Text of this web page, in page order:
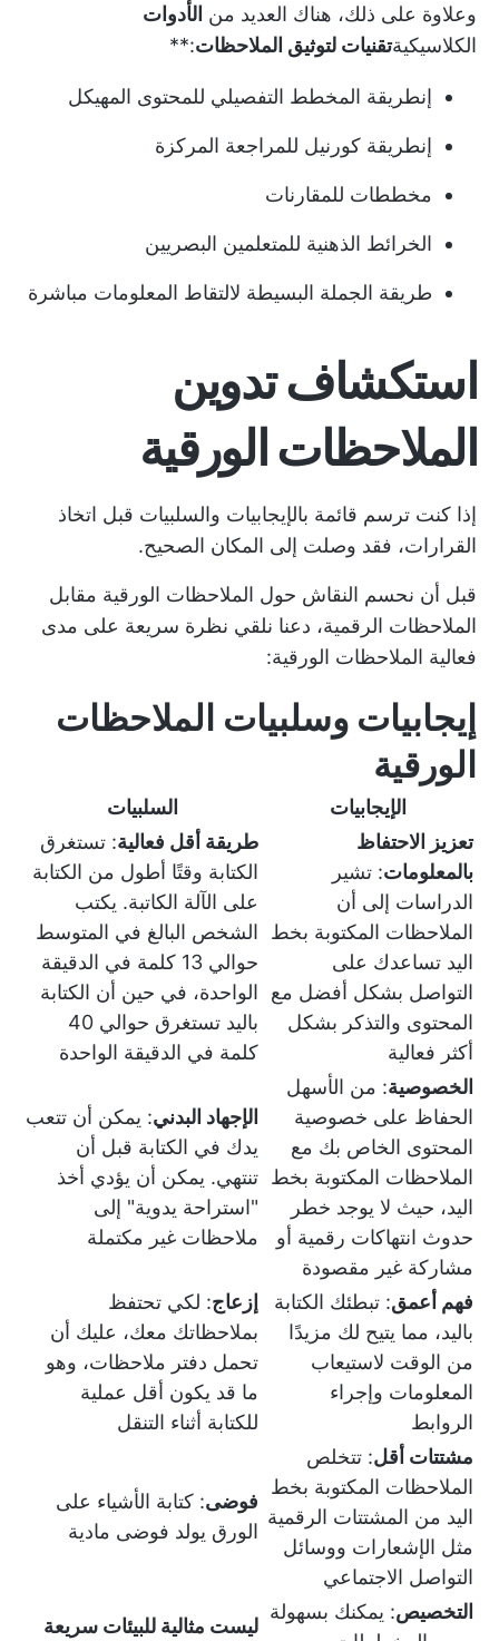
وعلاوة على ذلك، هناك العديد من الأدوات
الكلاسيكيةتقنيات لتوثيق الملاحظات:**
إنطريقة المخطط التفصيلي للمحتوى المهيكل
إنطريقة كورنيل للمراجعة المركزة
مخططات للمقارنات
الخرائط الذهنية للمتعلمين البصريين
طريقة الجملة البسيطة لالتقاط المعلومات مباشرة
استكشاف تدوين
الملاحظات الورقية
إذا كنت ترسم قائمة بالإيجابيات والسلبيات قبل اتخاذ
القرارات، فقد وصلت إلى المكان الصحيح.
قبل أن نحسم النقاش حول الملاحظات الورقية مقابل
الملاحظات الرقمية، دعنا نلقي نظرة سريعة على مدى
فعالية الملاحظات الورقية:
إيجابيات وسلبيات الملاحظات
الورقية
الإيجابيات
السلبيات
تعزيز الاحتفاظ
بالمعلومات: تشير
الدراسات إلى أن
الملاحظات المكتوبة بخط
اليد تساعدك على
التواصل بشكل أفضل مع
المحتوى والتذكر بشكل
أكثر فعالية
طريقة أقل فعالية: تستغرق
الكتابة وقتًا أطول من الكتابة
على الآلة الكاتبة. يكتب
الشخص البالغ في المتوسط
حوالي 13 كلمة في الدقيقة
الواحدة، في حين أن الكتابة
باليد تستغرق حوالي 40
كلمة في الدقيقة الواحدة
الخصوصية: من الأسهل
الحفاظ على خصوصية
المحتوى الخاص بك مع
الملاحظات المكتوبة بخط
اليد، حيث لا يوجد خطر
حدوث انتهاكات رقمية أو
مشاركة غير مقصودة
الإجهاد البدني: يمكن أن تتعب
يدك في الكتابة قبل أن
تنتهي. يمكن أن يؤدي أخذ
"استراحة يدوية" إلى
ملاحظات غير مكتملة
فهم أعمق: تبطئك الكتابة
باليد، مما يتيح لك مزيدًا
من الوقت لاستيعاب
المعلومات وإجراء
الروابط
إزعاج: لكي تحتفظ
بملاحظاتك معك، عليك أن
تحمل دفتر ملاحظات، وهو
ما قد يكون أقل عملية
للكتابة أثناء التنقل
مشتتات أقل: تتخلص
الملاحظات المكتوبة بخط
اليد من المشتتات الرقمية
مثل الإشعارات ووسائل
التواصل الاجتماعي
فوضى: كتابة الأشياء على
الورق يولد فوضى مادية
التخصيص: يمكنك بسهولة
ليست مثالية للبيئات سريعة